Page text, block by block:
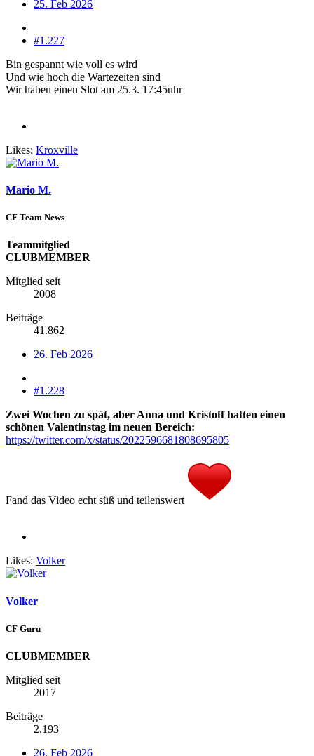
25. Feb 2026
#1.227
Bin gespannt wie voll es wird
Und wie hoch die Wartezeiten sind
Wir haben einen Slot am 25.3. 17:45uhr
Likes: Kroxville
Mario M.
CF Team News
Teammitglied
CLUBMEMBER
Mitglied seit
2008
Beiträge
41.862
26. Feb 2026
#1.228
Zwei Wochen zu spät, aber Anna und Kristoff hatten einen
schönen Valentinstag im neuen Bereich:
https://twitter.com/x/status/2022596681808695805
Fand das Video echt süß und teilenswert
Likes: Volker
Volker
CF Guru
CLUBMEMBER
Mitglied seit
2017
Beiträge
2.193
26. Feb 2026